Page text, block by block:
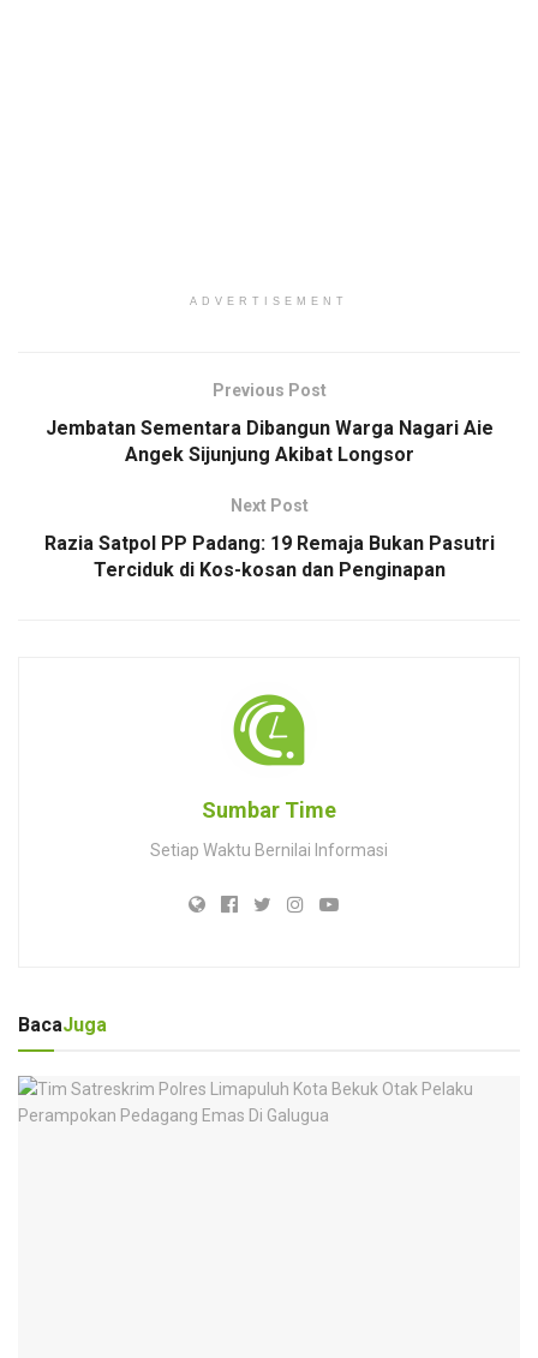
ADVERTISEMENT
Previous Post
Jembatan Sementara Dibangun Warga Nagari Aie
Angek Sijunjung Akibat Longsor
Next Post
Razia Satpol PP Padang: 19 Remaja Bukan Pasutri
Terciduk di Kos-kosan dan Penginapan
Sumbar Time
Setiap Waktu Bernilai Informasi
BacaJuga